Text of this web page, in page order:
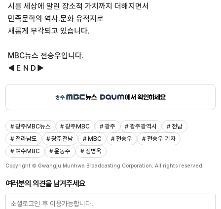
시를 세상에 알린 장소적 가치까지 더해지면서
민족문학의 역사.문화 유적지로
새롭게 부각되고 있습니다.
MBC뉴스 전승우입니다.
◀ＥＮＤ▶
# 광주MBC뉴스 # 광주MBC # 광주 # 광주광역시
# 전남
# 전라남도
# 광주전남 # MBC # 전승우
# 전승우 기자
# 여수MBC
# 윤동주 # 정병욱
Copyright © Gwangju Munhwa Broadcasting Corporation. All rights reserved.
여러분의 의견을 남겨주세요